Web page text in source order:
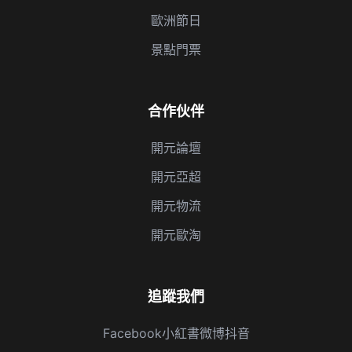
歐洲節日
景點門票
合作伙伴
開元論壇
開元亞超
開元物流
開元歐淘
追蹤我們
Facebook小紅書微博抖音